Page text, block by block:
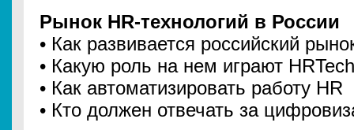
Рынок HR-технологий в России
• Как развивается российский
• Какую роль на нем играют
• Как автоматизировать работу HR
• Кто должен отвечать за